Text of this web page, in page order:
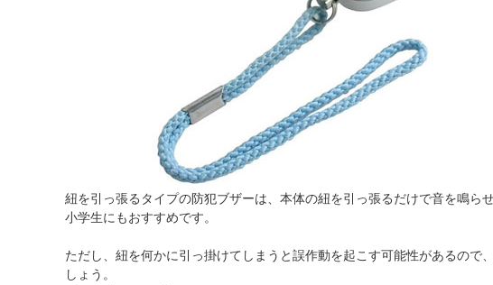
紐を引っ張るタイプの防犯ブザーは、本体の紐を引っ張るだけで音を鳴ら
小学生にもおすすめです。
ただし、紐を何かに引っ掛けてしまうと誤作動を起こす可能性があるの
しょう。